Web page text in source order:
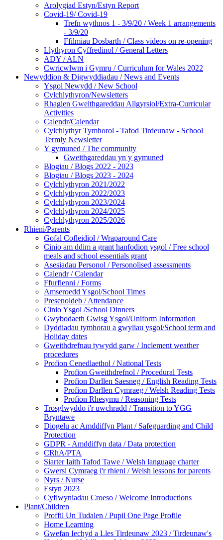
Arolygiad Estyn/Estyn Report
Covid-19/ Covid-19
Trefn wythnos 1 - 3/9/20 / Week 1 arrangements
- 3/9/20
Ffilmiau Dosbarth / Class videos on re-opening
Llythyron Cyffredinol / General Letters
ADY / ALN
Cwricwlwm i Gymru / Curriculum for Wales 2022
Newyddion & Digwyddiadau / News and Events
Ysgol Newydd / New School
Cylchlythyron/Newsletters
Rhaglen Gweithgareddau Allgyrsiol/Extra-Curricular
Activities
Calendr/Calendar
Cylchlythyr Tymhorol - Tafod Tirdeunaw - School
Termly Newsletter
Y gymuned / The community
Gweithgareddau yn y gymuned
Blogiau / Blogs 2022 - 2023
Blogiau / Blogs 2023 - 2024
Cylchlythyron 2021/2022
Cylchlythyron 2022/2023
Cylchlythyron 2023/2024
Cylchlythyron 2024/2025
Cylchlythyron 2025/2026
Rhieni/Parents
Gofal Cofleidiol / Wraparound Care
Cinio am ddim a grant hanfodion ysgol / Free school
meals and school essentials grant
Asesiadau Personol / Personolised assessments
Calendr / Calendar
Ffurflenni / Forms
Amseroedd Ysgol/School Times
Presenoldeb / Attendance
Cinio Ysgol /School Dinners
Gwybodaeth Gwisg Ysgol/Uniform Information
Dyddiadau tymhorau a gwyliau ysgol/School term and
Holiday dates
Gweithdrefnau tywydd garw / Inclement weather
procedures
Profion Cenedlaethol / National Tests
Profion Gweithdrefnol / Procedural Tests
Profion Darllen Saesneg / English Reading Tests
Profion Darllen Cymraeg / Welsh Reading Tests
Profion Rhesymu / Reasoning Tests
Trosglwyddo i'r uwchradd / Transition to YGG
Bryntawe
Diogelu ac Amddiffyn Plant / Safeguarding and Child
Protection
GDPR - Amddiffyn data / Data protection
CRhA/PTA
Siarter Iaith Tafod Tawe / Welsh language charter
Gwersi Cymraeg i'r rhieni / Welsh lessons for parents
Nyrs / Nurse
Estyn 2023
Cyflwyniadau Croeso / Welcome Introductions
Plant/Children
Proffil Un Tudalen / Pupil One Page Profile
Home Learning
Gwefan Iechyd a Lles Tirdeunaw 2023 / Tirdeunaw's